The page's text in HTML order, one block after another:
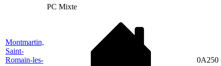
PC Mixte
Montmartin,
Saint-
Romain-les-
0A250